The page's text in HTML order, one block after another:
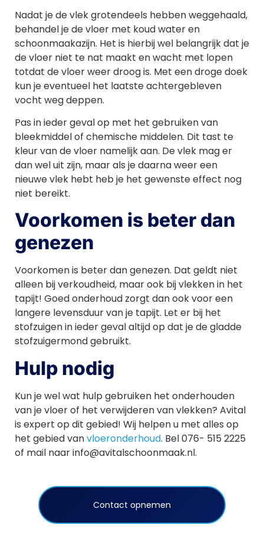
Nadat je de vlek grotendeels hebben weggehaald,
behandel je de vloer met koud water en
schoonmaakazijn. Het is hierbij wel belangrijk dat je
de vloer niet te nat maakt en wacht met lopen
totdat de vloer weer droog is. Met een droge doek
kun je eventueel het laatste achtergebleven
vocht weg deppen.
Pas in ieder geval op met het gebruiken van
bleekmiddel of chemische middelen. Dit tast te
kleur van de vloer namelijk aan. De vlek mag er
dan wel uit zijn, maar als je daarna weer een
nieuwe vlek hebt heb je het gewenste effect nog
niet bereikt.
Voorkomen is beter dan
genezen
Voorkomen is beter dan genezen. Dat geldt niet
alleen bij verkoudheid, maar ook bij vlekken in het
tapijt! Goed onderhoud zorgt dan ook voor een
langere levensduur van je tapijt. Let er bij het
stofzuigen in ieder geval altijd op dat je de gladde
stofzuigermond gebruikt.
Hulp nodig
Kun je wel wat hulp gebruiken het onderhouden
van je vloer of het verwijderen van vlekken? Avital
is expert op dit gebied! Wij helpen u met alles op
het gebied vanvloeronderhoud. Bel 076- 515 2225
of mail naar info@avitalschoonmaak.nl.
Contact opnemen